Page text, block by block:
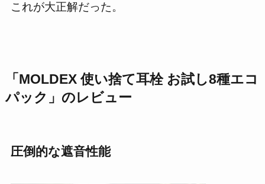
これが大正解だった。
「MOLDEX 使い捨て耳栓 お試し8種エコ
パック」のレビュー
圧倒的な遮音性能